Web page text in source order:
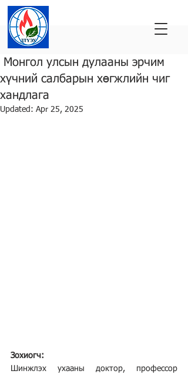
Монгол улсын дулааны эрчим
хүчний салбарын хөгжлийн чиг
хандлага
Updated: Apr 25, 2025
Зохиогч:
Шинжлэх ухааны доктор, профессор